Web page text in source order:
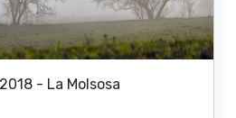
- La Molsosa